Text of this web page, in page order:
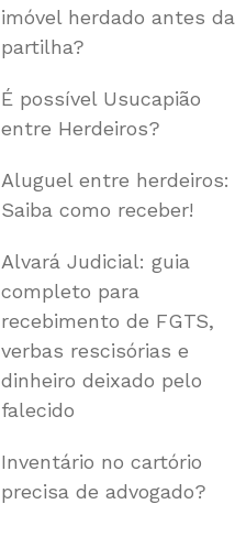
imóvel herdado antes da
partilha?
É possível Usucapião
entre Herdeiros?
Aluguel entre herdeiros:
Saiba como receber!
Alvará Judicial: guia
completo para
recebimento de FGTS,
verbas rescisórias e
dinheiro deixado pelo
falecido
Inventário no cartório
precisa de advogado?